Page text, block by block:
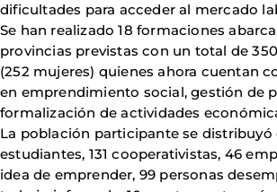
dificultades para acceder al mercado
Se han realizado 18 formaciones
provincias previstas con un total de
(252 mujeres) quienes ahora cuentan
en emprendimiento social, gestión de
formalización de actividades
La población participante se distribuyó
estudiantes, 131 cooperativistas, 46
idea de emprender, 99 personas